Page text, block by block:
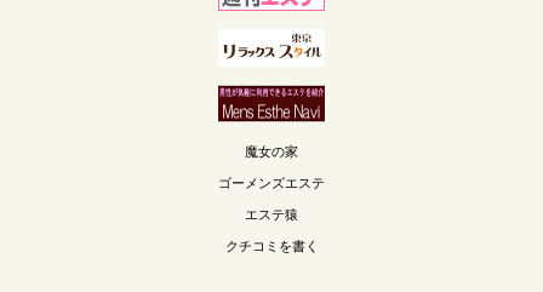
魔女の家
ゴーメンズエステ
エステ猿
クチコミを書く